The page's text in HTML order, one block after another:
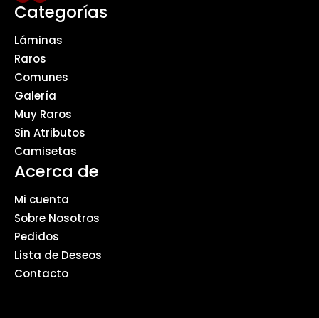
Categorías
Láminas
Raros
Comunes
Galería
Muy Raros
Sin Atributos
Camisetas
Acerca de
Mi cuenta
Sobre Nosotros
Pedidos
Lista de Deseos
Contacto